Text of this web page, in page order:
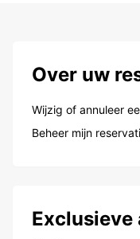
Over uw
Wijzig of annuleer
Beheer mijn
Exclusieve